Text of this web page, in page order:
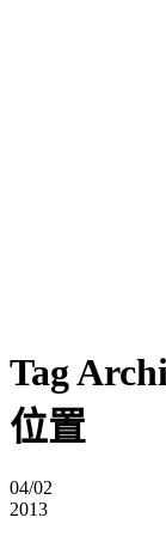
Tag
位置
04/02
2013